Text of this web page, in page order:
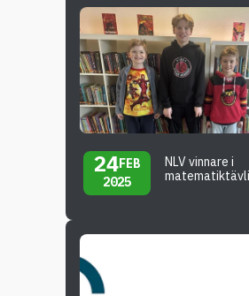
24FEB
2025
NLV vinnare i